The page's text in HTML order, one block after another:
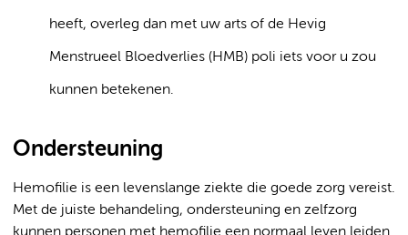
heeft, overleg dan met uw arts of de Hevig
Menstrueel Bloedverlies (HMB) poli iets voor u zou
kunnen betekenen.
Ondersteuning
Hemofilie is een levenslange ziekte die goede zorg vereist.
Met de juiste behandeling, ondersteuning en zelfzorg